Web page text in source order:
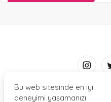
HAKKIMIZDA İLETIŞIM
Bu web sitesinde en iyi
deneyimi yaşamanızı